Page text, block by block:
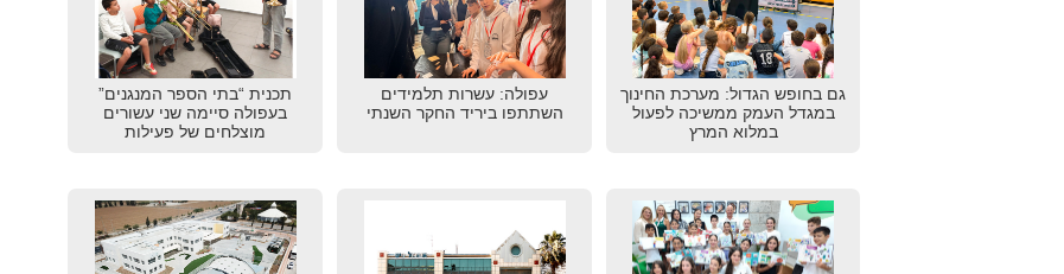
גם בחופש הגדול: מערכת החינוך
במגדל העמק ממשיכה לפעול
במלוא המרץ
עפולה: עשרות תלמידים
השתתפו ביריד החקר השנתי
תכנית “בתי הספר המנגנים”
בעפולה סיימה שני עשורים
מוצלחים של פעילות